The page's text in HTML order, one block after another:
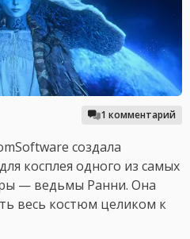
1 комментарий
создала
косплея одного из самых
— ведьмы Ранни. Она
весь костюм целиком к